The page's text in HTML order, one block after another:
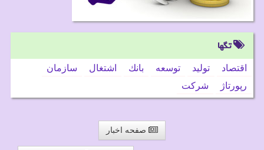
تگها
اقتصاد تولید توسعه بانك اشتغال
سازمان
رپورتاژ
شركت
صفحه اخبار